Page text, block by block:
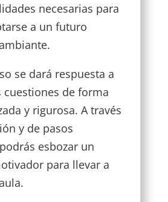
necesarias para
a un futuro
se dará respuesta a
cuestiones de forma
y rigurosa. A través
y de pasos
esbozar un
para llevar a